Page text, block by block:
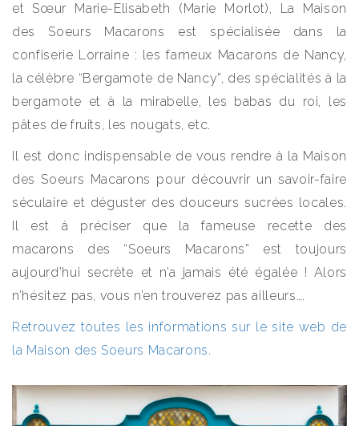
et Sœur Marie-Elisabeth (Marie Morlot), La Maison
des Soeurs Macarons est spécialisée dans la
confiserie Lorraine : les fameux Macarons de Nancy,
la célèbre “Bergamote de Nancy”, des spécialités à la
bergamote et à la mirabelle, les babas du roi, les
pâtes de fruits, les nougats, etc.
Il est donc indispensable de vous rendre à la Maison
des Soeurs Macarons pour découvrir un savoir-faire
séculaire et déguster des douceurs sucrées locales.
Il est à préciser que la fameuse recette des
macarons des “Soeurs Macarons” est toujours
aujourd’hui secrète et n’a jamais été égalée ! Alors
n’hésitez pas, vous n’en trouverez pas ailleurs….
Retrouvez toutes les informations sur le site web de
la Maison des Soeurs Macarons.